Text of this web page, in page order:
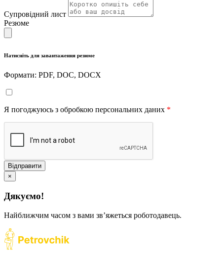
Супровідний лист
Резюме
Натисніть для завантаження резюме
Формати: PDF, DOC, DOCX
Я погоджуюсь з обробкою персональних даних *
Відправити
×
Дякуємо!
Найближчим часом з вами звʼяжеться роботодавець.